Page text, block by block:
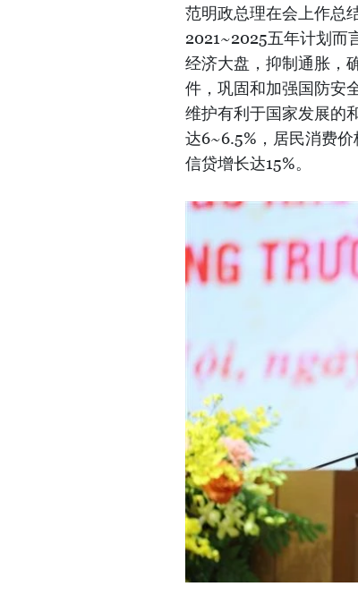
范明政总理在会上作总
2021~2025五年计划而
经济大盘，抑制通胀，
件，巩固和加强国防安
维护有利于国家发展的
达6~6.5%，居民消费
信贷增长达15%。